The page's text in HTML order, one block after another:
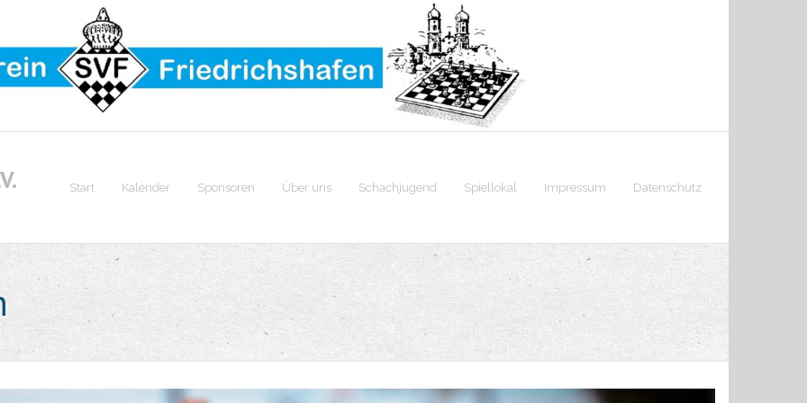
Start Kalender Sponsoren Über uns Schachjugend Spiellokal Impressum Datenschutz